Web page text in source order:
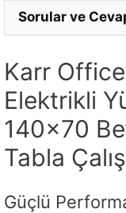
Sorular ve
Karr
Elektrikli
140×70
Tabla
Güçlü